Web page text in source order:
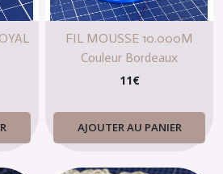
FIL MOUSSE 10.000M
Couleur Bordeaux
11€
AJOUTER AU PANIER